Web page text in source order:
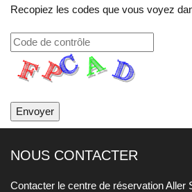
Recopiez les codes que vous voyez
NOUS CONTACTER
Contacter le centre de réservation Aller